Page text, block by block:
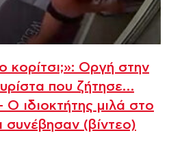
κορίτσι;»: Οργή στην
που ζήτησε…
Ο ιδιοκτήτης μιλά στο
συνέβησαν (βίντεο)